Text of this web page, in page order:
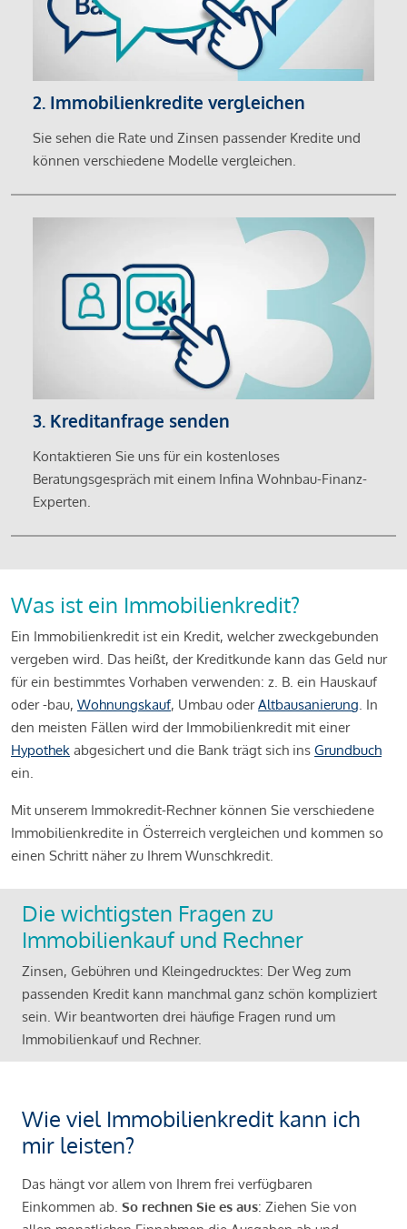
2. Immobilienkredite vergleichen
Sie sehen die Rate und Zinsen passender Kredite und
können verschiedene Modelle vergleichen.
3. Kreditanfrage senden
Kontaktieren Sie uns für ein kostenloses
Beratungsgespräch mit einem Infina Wohnbau-Finanz-
Experten.
Was ist ein Immobilienkredit?
Ein Immobilienkredit ist ein Kredit, welcher zweckgebunden
vergeben wird. Das heißt, der Kreditkunde kann das Geld nur
für ein bestimmtes Vorhaben verwenden: z. B. ein Hauskauf
oder -bau, Wohnungskauf, Umbau oderAltbausanierung. In
den meisten Fällen wird der Immobilienkredit mit einer
Hypothek abgesichert und die Bank trägt sich ins Grundbuch
ein.
Mit unserem Immokredit-Rechner können Sie verschiedene
Immobilienkredite in Österreich vergleichen und kommen so
einen Schritt näher zu Ihrem Wunschkredit.
Die wichtigsten Fragen zu
Immobilienkauf und Rechner
Zinsen, Gebühren und Kleingedrucktes: Der Weg zum
passenden Kredit kann manchmal ganz schön kompliziert
sein. Wir beantworten drei häufige Fragen rund um
Immobilienkauf und Rechner.
Wie viel Immobilienkredit kann ich
mir leisten?
Das hängt vor allem von Ihrem frei verfügbaren
Einkommen ab. So rechnen Sie es aus: Ziehen Sie von